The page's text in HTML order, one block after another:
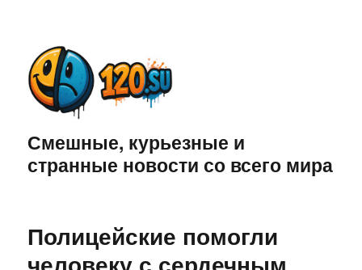
Смешные, курьезные и
странные новости со всего мира
Полицейские помогли